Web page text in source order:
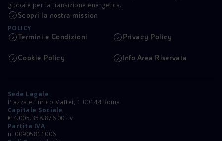
globale per la transizione energetica.
Scopri la nostra mission
POLICY
Termini e Condizioni Privacy Policy
Cookie Policy Info Area Riservata
Sede Legale
Piazzale Enrico Mattei, 1 00144 Roma
Capitale Sociale
€ 4.005.358.876,00 i.v.
Partita IVA
n. 00905811006